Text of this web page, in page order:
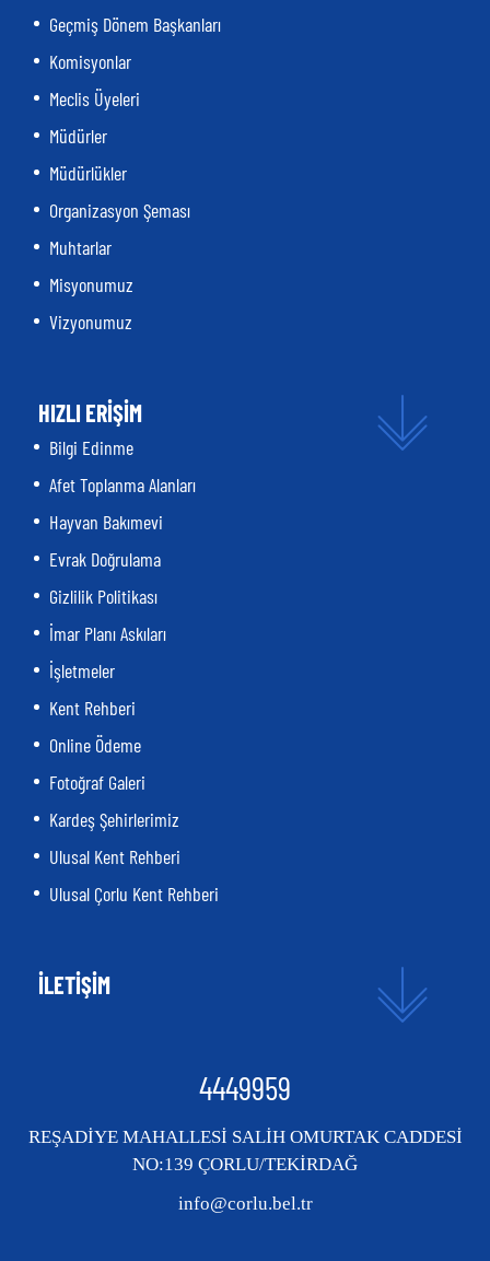
Geçmiş Dönem Başkanları
Komisyonlar
Meclis Üyeleri
Müdürler
Müdürlükler
Organizasyon Şeması
Muhtarlar
Misyonumuz
Vizyonumuz
HIZLI ERİŞİM
Bilgi Edinme
Afet Toplanma Alanları
Hayvan Bakımevi
Evrak Doğrulama
Gizlilik Politikası
İmar Planı Askıları
İşletmeler
Kent Rehberi
Online Ödeme
Fotoğraf Galeri
Kardeş Şehirlerimiz
Ulusal Kent Rehberi
Ulusal Çorlu Kent Rehberi
İLETİŞİM
4449959
REŞADİYE MAHALLESİ SALİH OMURTAK CADDESİ
NO:139 ÇORLU/TEKİRDAĞ
info@corlu.bel.tr